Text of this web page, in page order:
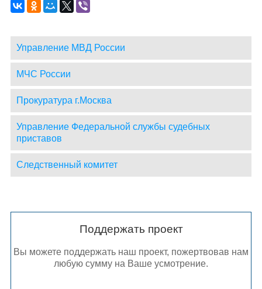
Управление МВД России
МЧС России
Прокуратура г.Москва
Управление Федеральной службы судебных
приставов
Следственный комитет
Поддержать проект
Вы можете поддержать наш проект, пожертвовав нам
любую сумму на Ваше усмотрение.